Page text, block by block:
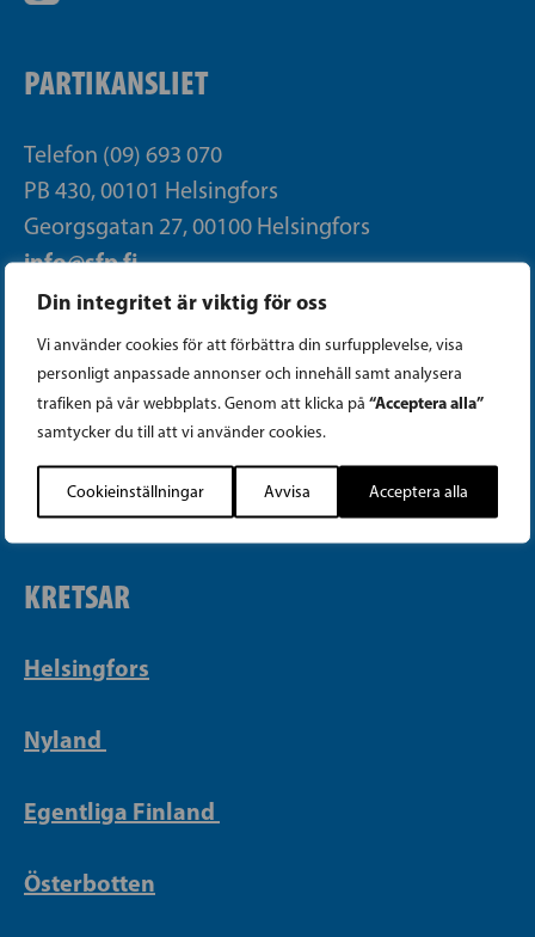
Din integritet är viktig för oss
Vi använder cookies för att förbättra din surfupplevelse, visa
personligt anpassade annonser och innehåll samt analysera
trafiken på vår webbplats. Genom att klicka på “Acceptera alla”
samtycker du till att vi använder cookies.
Cookieinställningar Avvisa Acceptera alla
PARTIKANSLIET
Telefon (09) 693 070
PB 430, 00101 Helsingfors
Georgsgatan 27, 00100 Helsingfors
info@sfp.fi
Faktureringsuppgifter
Integritetspolicy
Cookieinställningar
Transparensregister för politisk reklam
KRETSAR
Helsingfors
Nyland
Egentliga Finland
Österbotten